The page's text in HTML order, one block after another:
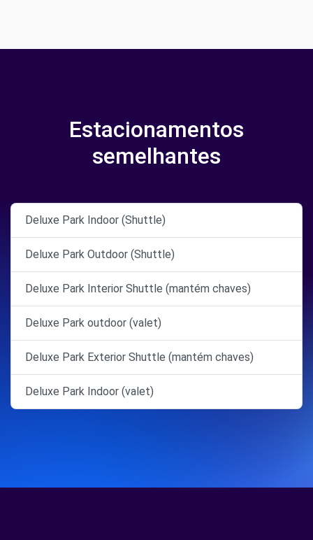
Estacionamentos
semelhantes
Deluxe Park Indoor (Shuttle)
Deluxe Park Outdoor (Shuttle)
Deluxe Park Interior Shuttle (mantém chaves)
Deluxe Park outdoor (valet)
Deluxe Park Exterior Shuttle (mantém chaves)
Deluxe Park Indoor (valet)